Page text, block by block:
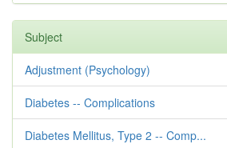
Subject
Adjustment ‪(Psychology)
Diabetes -- Complications
Diabetes Mellitus, Type 2 -- Comp...